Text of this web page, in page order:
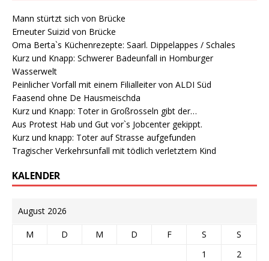
Mann stürtzt sich von Brücke
Erneuter Suizid von Brücke
Oma Berta`s Küchenrezepte: Saarl. Dippelappes / Schales
Kurz und Knapp: Schwerer Badeunfall in Homburger
Wasserwelt
Peinlicher Vorfall mit einem Filialleiter von ALDI Süd
Faasend ohne De Hausmeischda
Kurz und Knapp: Toter in Großrosseln gibt der…
Aus Protest Hab und Gut vor`s Jobcenter gekippt.
Kurz und knapp: Toter auf Strasse aufgefunden
Tragischer Verkehrsunfall mit tödlich verletztem Kind
KALENDER
August 2026
M D M D F S
S
1
2